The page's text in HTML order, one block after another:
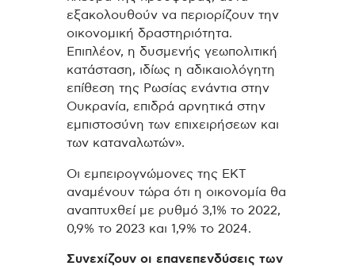
εξακολουθούν να περιορίζουν την
οικονομική δραστηριότητα.
Επιπλέον, η δυσμενής γεωπολιτική
κατάσταση, ιδίως η αδικαιολόγητη
επίθεση της Ρωσίας ενάντια στην
Ουκρανία, επιδρά αρνητικά στην
εμπιστοσύνη των επιχειρήσεων και
των καταναλωτών».
Οι εμπειρογνώμονες της ΕΚΤ
αναμένουν τώρα ότι η οικονομία θα
αναπτυχθεί με ρυθμό 3,1% το 2022,
0,9% το 2023 και 1,9% το 2024.
Συνεχίζουν οι επανεπενδύσεις των